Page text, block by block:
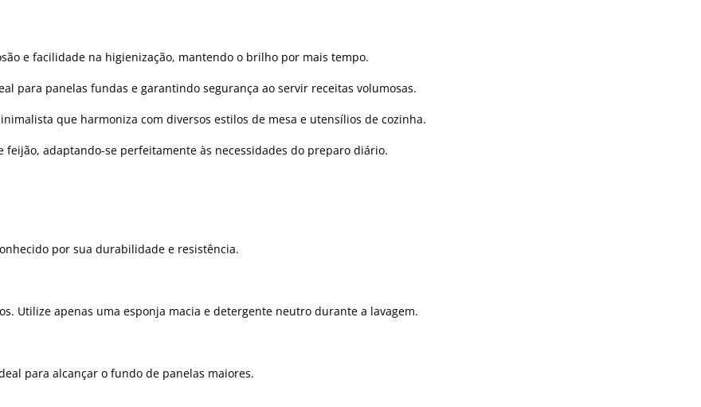
e facilidade na higienização, mantendo o brilho por mais tempo.
para panelas fundas e garantindo segurança ao servir receitas volumosas.
que harmoniza com diversos estilos de mesa e utensílios de cozinha.
feijão, adaptando-se perfeitamente às necessidades do preparo diário.
por sua durabilidade e resistência.
Utilize apenas uma esponja macia e detergente neutro durante a lavagem.
para alcançar o fundo de panelas maiores.